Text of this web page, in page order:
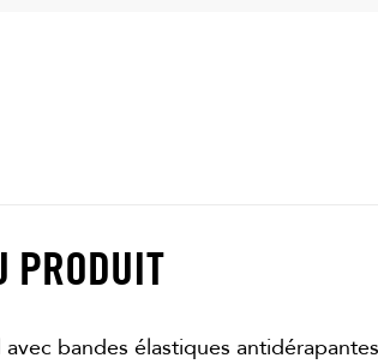
PRODUIT
bandes élastiques